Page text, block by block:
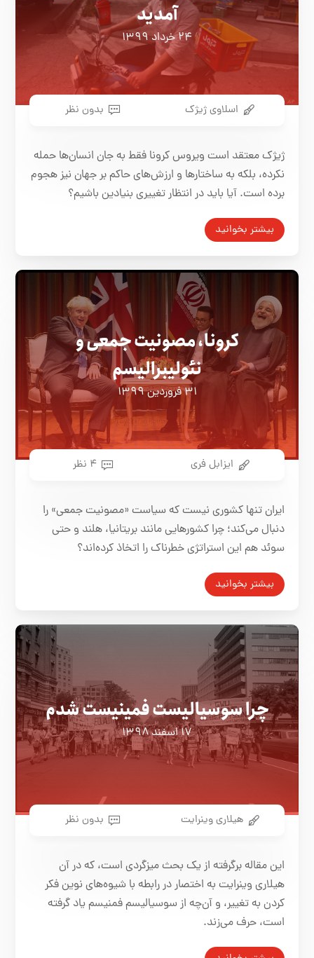
آمدید
۲۴ خرداد ۱۳۹۹
اسلاوی ژیژک بدون نظر
ژیژک معتقد است ویروس کرونا فقط به جان انسان‌ها حمله
نکرده، بلکه به ساختارها و ارزش‌های حاکم بر جهان نیز هجوم
برده است. آیا باید در انتظار تغییری بنیادین باشیم؟
بیشتر بخوانید
کرونا، مصونیت جمعی و
نئولیبرالیسم
۳۱ فروردین ۱۳۹۹
ایزابل فری ۴ نظر
ایران تنها کشوری نیست که سیاست «مصونیت جمعی» را
دنبال می‌کند؛ چرا کشورهایی مانند بریتانیا، هلند و حتی
سوئد هم این استراتژی خطرناک را اتخاذ کرده‌اند؟
بیشتر بخوانید
چرا سوسیالیست فمینیست شدم
۱۷ اسفند ۱۳۹۸
هیلاری وینرایت بدون نظر
این مقاله برگرفته از یک بحث میزگردی است، که در آن
هیلاری وینرایت به اختصار در رابطه با شیوه‌های نوین فکر
کردن به تغییر، و آن‌چه از سوسیالیسم فمنیسم یاد گرفته
است، حرف می‌زند.